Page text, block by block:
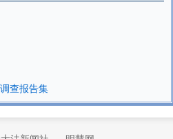
查报告集